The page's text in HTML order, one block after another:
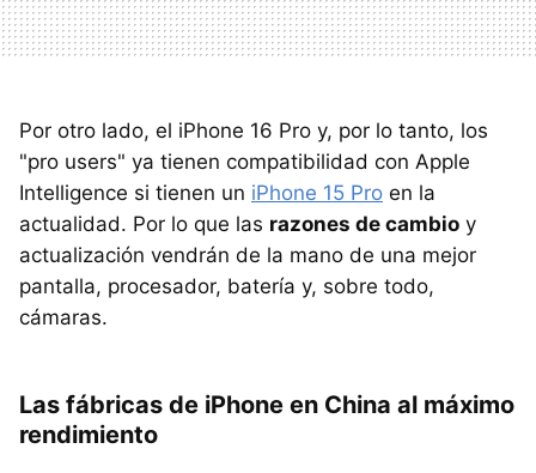
Por otro lado, el iPhone 16 Pro y, por lo tanto, los
"pro users" ya tienen compatibilidad con Apple
Intelligence si tienen un iPhone 15 Pro en la
actualidad. Por lo que las razones de cambio y
actualización vendrán de la mano de una mejor
pantalla, procesador, batería y, sobre todo,
cámaras.
Las fábricas de iPhone en China al máximo
rendimiento